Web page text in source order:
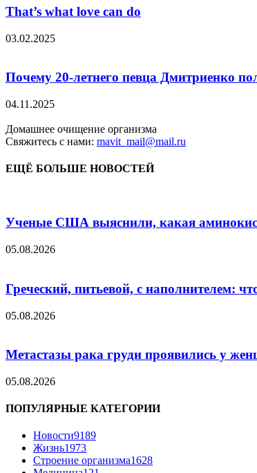
That’s what love can do
03.02.2025
Почему 20-летнего певца Дмитриенко
04.11.2025
Домашнее очищение организма
Свяжитесь с нами: mavit_mail@mail.ru
ЕЩЁ БОЛЬШЕ НОВОСТЕЙ
Ученые США выяснили, какая
05.08.2026
Греческий, питьевой, с наполнителем:
05.08.2026
Метастазы рака груди проявились у
05.08.2026
ПОПУЛЯРНЫЕ КАТЕГОРИИ
Новости9189
Жизнь1973
Строение организма1628